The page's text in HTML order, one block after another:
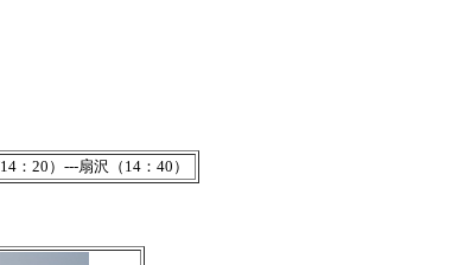
：20）---扇沢（14：40）